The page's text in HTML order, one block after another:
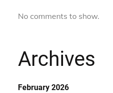
No comments to show.
Archives
February 2026